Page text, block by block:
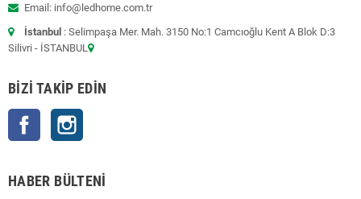
Email: info@ledhome.com.tr
İstanbul : Selimpaşa Mer. Mah. 3150 No:1 Camcıoğlu Kent A Blok D:3
Silivri - İSTANBUL
BIZI TAKIP EDIN
Facebook
HABER BÜLTENI